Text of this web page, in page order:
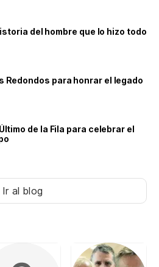
del hombre que lo hizo todo
Redondos para honrar el legado
de la Fila para celebrar el
Ir al blog